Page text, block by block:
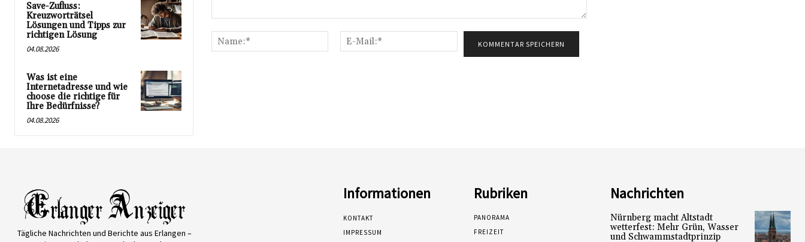
Save-Zufluss:
Kreuzworträtsel
Lösungen und Tipps zur
richtigen Lösung
04.08.2026
Was ist eine
Internetadresse und wie
choose die richtige für
Ihre Bedürfnisse?
04.08.2026
Name:*
Mail:*
Tägliche Nachrichten und Berichte aus Erlangen –
Informationen
KONTAKT
IMPRESSUM
Rubriken
PANORAMA
FREIZEIT
Nachrichten
Nürnberg macht Altstadt
wetterfest: Mehr Grün, Wasser
und Schwammstadtprinzip